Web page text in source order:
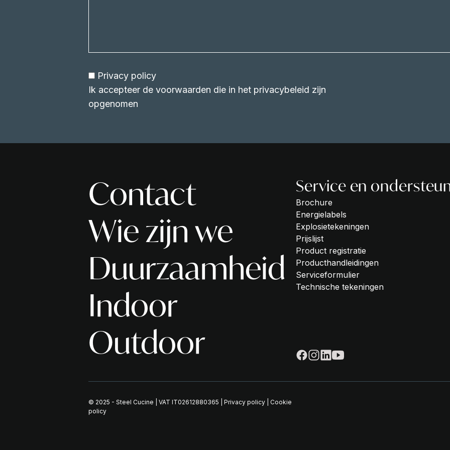
Privacy policy
Ik accepteer de voorwaarden die in het privacybeleid zijn
opgenomen
Contact
Wie zijn we
Duurzaamheid
Indoor
Outdoor
Service en
Brochure
Energielabels
Explosietekeningen
Prijslijst
Product registratie
Producthandleidingen
Serviceformulier
Technische tekeningen
© 2025 - Steel Cucine | VAT IT02612880365 | Privacy policy
Cookie
policy